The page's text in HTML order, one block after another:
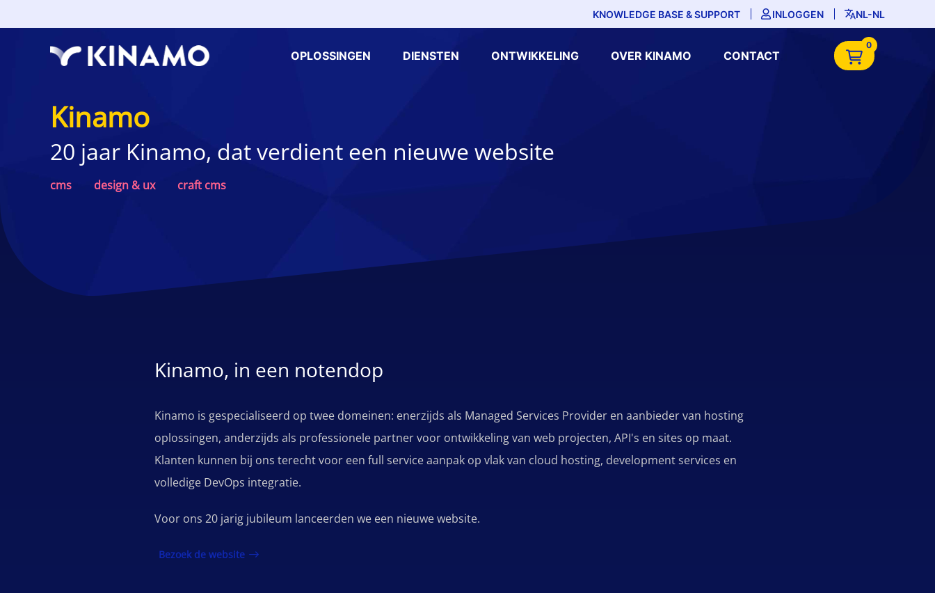
KNOWLEDGE BASE & SUPPORT INLOGGEN NL-NL
OPLOSSINGEN DIENSTEN ONTWIKKELING OVER KINAMO CONTACT
0
Kinamo
20 jaar Kinamo, dat verdient een nieuwe website
cms design & ux craft cms
Kinamo, in een notendop
Kinamo is gespecialiseerd op twee domeinen: enerzijds als Managed Services Provider en aanbieder van hosting
oplossingen, anderzijds als professionele partner voor ontwikkeling van web projecten, API's en sites op maat.
Klanten kunnen bij ons terecht voor een full service aanpak op vlak van cloud hosting, development services en
volledige DevOps integratie.
Voor ons 20 jarig jubileum lanceerden we een nieuwe website.
Bezoek de website